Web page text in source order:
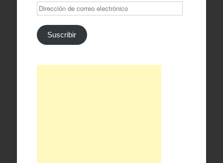
Dirección
de
correo
electrónico
Suscribir